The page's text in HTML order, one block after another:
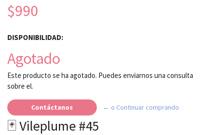
$990
DISPONIBILIDAD:
Agotado
Este producto se ha agotado. Puedes enviarnos una consulta
sobre el.
Contáctanos ← o Continuar comprando
🃏 Vileplume #45